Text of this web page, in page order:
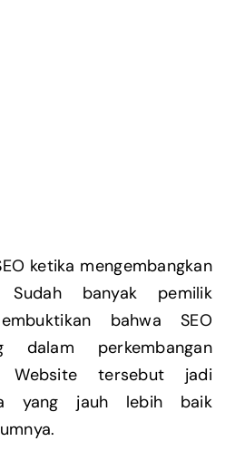
ketika mengembangkan
Sudah banyak pemilik
bahwa SEO
dalam perkembangan
Website tersebut jadi
yang jauh lebih baik